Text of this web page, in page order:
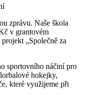
zprávu. Naše škola
v grantovém
„Společně za
sportovního náčiní pro
hokejky,
které využijeme při